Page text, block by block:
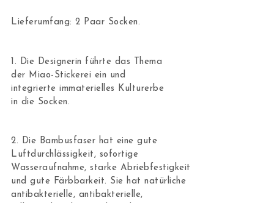
Lieferumfang: 2 Paar Socken.
1. Die Designerin führte das Thema
der Miao-Stickerei ein und
integrierte immaterielles Kulturerbe
in die Socken.
2. Die Bambusfaser hat eine gute
Luftdurchlässigkeit, sofortige
Wasseraufnahme, starke Abriebfestigkeit
und gute Färbbarkeit. Sie ​​hat natürliche
antibakterielle, antibakterielle,